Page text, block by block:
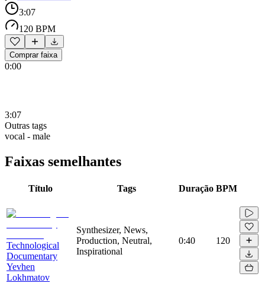
3:07
120 BPM
Comprar faixa
0:00
3:07
Outras tags
vocal - male
Faixas semelhantes
Título Tags Duração BPM
Technological
Documentary
Yevhen
Lokhmatov
Synthesizer, News,
Production, Neutral,
Inspirational
0:40 120